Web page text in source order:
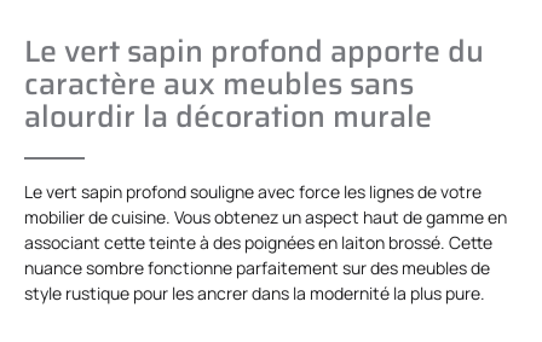
Le vert sapin profond apporte du
caractère aux meubles sans
alourdir la décoration murale
Le vert sapin profond souligne avec force les lignes de votre
mobilier de cuisine. Vous obtenez un aspect haut de gamme en
associant cette teinte à des poignées en laiton brossé. Cette
nuance sombre fonctionne parfaitement sur des meubles de
style rustique pour les ancrer dans la modernité la plus pure.